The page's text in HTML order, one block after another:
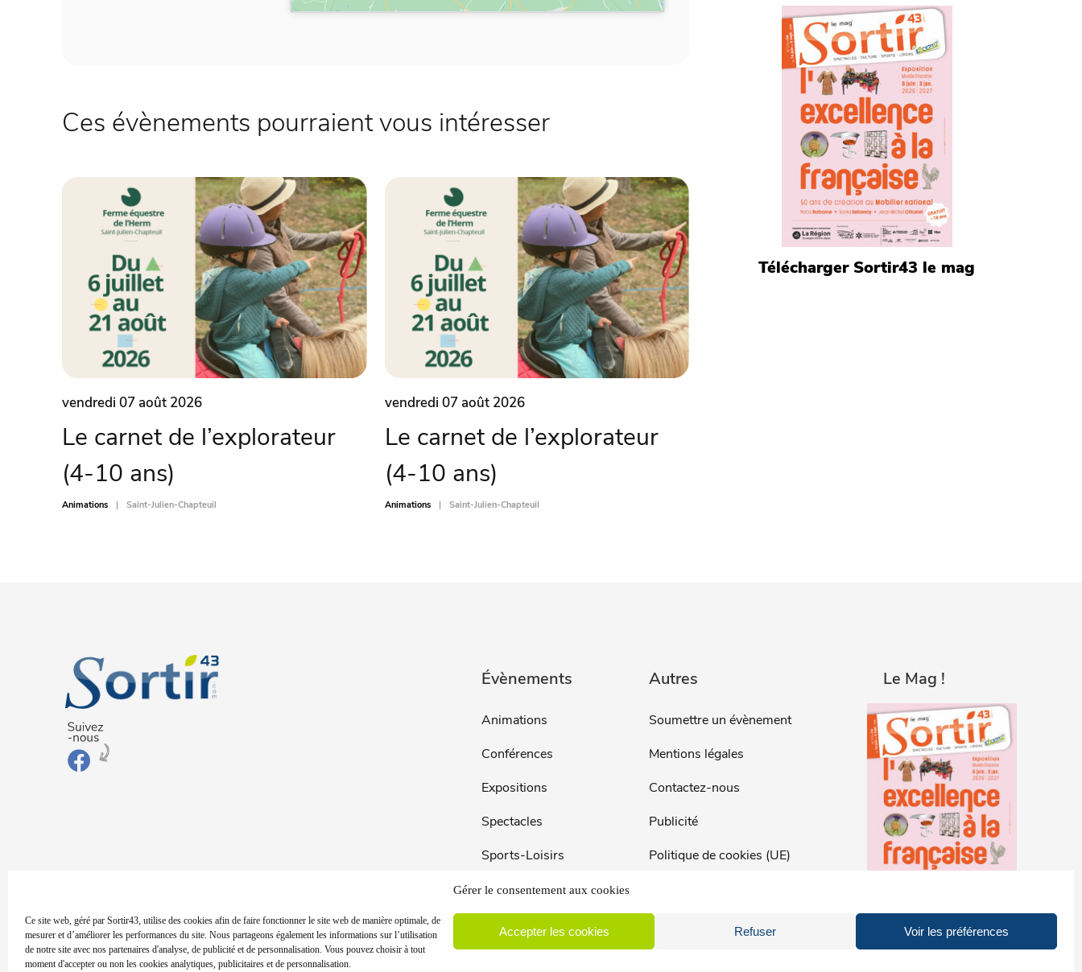
Gérer le consentement aux cookies
Ce site web, géré par Sortir43, utilise des cookies afin de faire fonctionner le site web de manière optimale, de
mesurer et d’améliorer les performances du site. Nous partageons également les informations sur l’utilisation
de notre site avec nos partenaires d'analyse, de publicité et de personnalisation. Vous pouvez choisir à tout
moment d'accepter ou non les cookies analytiques, publicitaires et de personnalisation.
Accepter les cookies Refuser Voir les préférences
Ces évènements pourraient vous intéresser
vendredi 07 août 2026
Le carnet de l’explorateur
(4-10 ans)
Animations Saint-Julien-Chapteuil
vendredi 07 août 2026
Le carnet de l’explorateur
(4-10 ans)
Animations Saint-Julien-Chapteuil
Télécharger Sortir43 le mag
Évènements
Animations
Conférences
Expositions
Spectacles
Sports-Loisirs
Vide-Greniers
Concours / Loto
Autres
Soumettre un évènement
Mentions légales
Contactez-nous
Publicité
Politique de cookies (UE)
Le Mag !